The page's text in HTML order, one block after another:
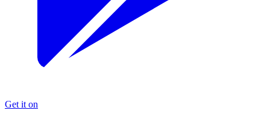
Get it on